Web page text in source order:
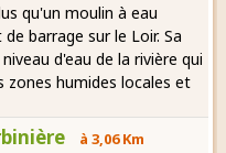
qu'un moulin à eau
barrage sur le Loir. Sa
d'eau de la rivière qui
zones humides locales et
à 3,06 Km